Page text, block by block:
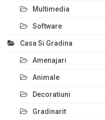
Multimedia
Software
Casa Si Gradina
Amenajari
Animale
Decoratiuni
Gradinarit